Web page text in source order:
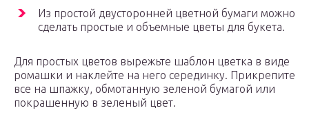
Из простой двусторонней цветной бумаги можно
сделать простые и объемные цветы для букета.
Для простых цветов вырежьте шаблон цветка в виде
ромашки и наклейте на него серединку. Прикрепите
все на шпажку, обмотанную зеленой бумагой или
покрашенную в зеленый цвет.